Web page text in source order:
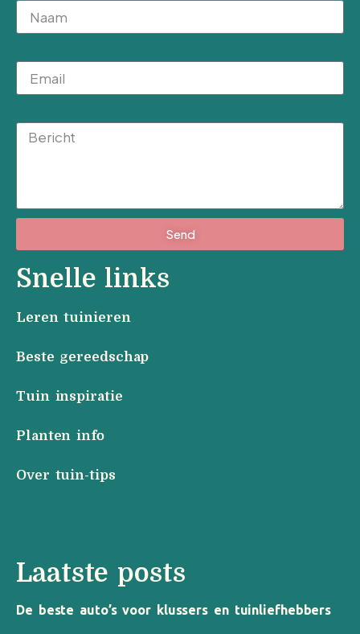
Send
Snelle links
Leren tuinieren
Beste gereedschap
Tuin inspiratie
Planten info
Over tuin-tips
Laatste posts
De beste auto’s voor klussers en tuinliefhebbers